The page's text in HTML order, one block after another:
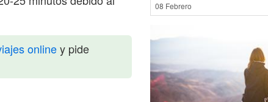
onliney pide
08 Febrero